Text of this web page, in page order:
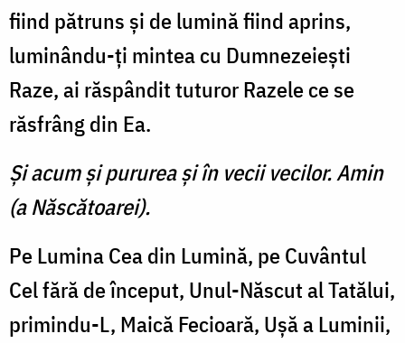
fiind pătruns şi de lumină fiind aprins,
luminându-ţi mintea cu Dumnezeieşti
Raze, ai răspândit tuturor Razele ce se
răsfrâng din Ea.
Şi acum şi pururea şi în vecii vecilor. Amin
(a Născătoarei).
Pe Lumina Cea din Lumină, pe Cuvântul
Cel fără de început, Unul-Născut al Tatălui,
primindu-L, Maică Fecioară, Uşă a Luminii,